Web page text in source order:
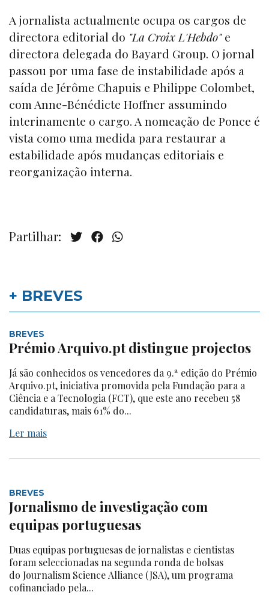
A jornalista actualmente ocupa os cargos de
directora editorial do "La Croix L'Hebdo"e
directora delegada do Bayard Group. O jornal
passou por uma fase de instabilidade após a
saída de Jérôme Chapuis e Philippe Colombet,
com Anne-Bénédicte Hoffner assumindo
interinamente o cargo. A nomeação de Ponce é
vista como uma medida para restaurar a
estabilidade após mudanças editoriais e
reorganização interna.
Partilhar:
+ BREVES
BREVES
Prémio Arquivo.pt distingue projectos
Já são conhecidos os vencedores da 9.ª edição do Prémio
Arquivo.pt, iniciativa promovida pela Fundação para a
Ciência e a Tecnologia (FCT), que este ano recebeu 58
candidaturas, mais 61% do...
Ler mais
BREVES
Jornalismo de investigação com
equipas portuguesas
Duas equipas portuguesas de jornalistas e cientistas
foram seleccionadas na segunda ronda de bolsas
do Journalism Science Alliance (JSA), um programa
cofinanciado pela...